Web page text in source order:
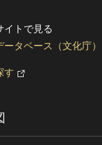
イトで見る
タベース（文化庁）
す